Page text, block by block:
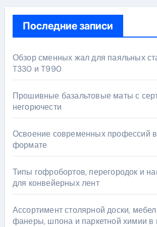
Последние записи
Обзор сменных жал для паяльных
T330 и T990
Прошивные базальтовые маты с
негорючести
Освоение современных профессий
формате
Типы гофробортов, перегородок и
для конвейерных лент
Ассортимент столярной доски,
фанеры, шпона и паркетной химии в